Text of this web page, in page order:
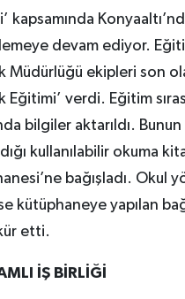
kapsamında
devam ediyor.
Müdürlüğü ekipleri son
Eğitimi’ verdi. Eğitim
bilgiler aktarıldı. Bunun
kullanılabilir okuma
bağışladı. Okul
yapılan
etti.
İŞ BİRLİĞİ